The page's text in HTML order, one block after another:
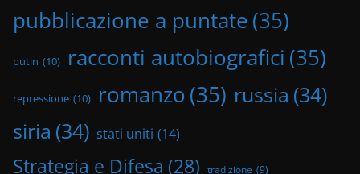
pubblicazione a puntate(35)
putin (10) racconti autobiografici (35)
repressione (10) romanzo(35) russia (34)
siria (34) stati uniti (14)
Strategia e Difesa (28) tradizione (9)